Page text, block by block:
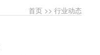
首页>> 行业动态